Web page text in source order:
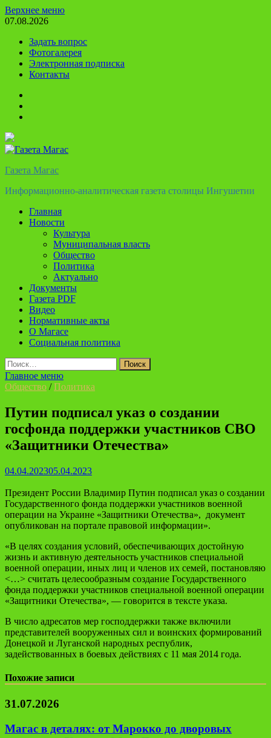
Перейти
к
Верхнее меню
07.08.2026
Задать вопрос
Фотогалерея
Электронная подписка
Контакты
Газета Магас
Информационно-аналитическая газета столицы Ингушетии
Главная
Новости
Культура
Муниципальная власть
Общество
Политика
Актуально
Документы
Газета PDF
Видео
Нормативные акты
О Магасе
Социальная политика
Найти:
Главное меню
Общество /Политика
Путин подписал указ о создании
госфонда поддержки участников СВО
«Защитники Отечества»
04.04.202305.04.2023
Президент России Владимир Путин подписал указ о создании
Государственного фонда поддержки участников военной
операции на Украине «Защитники Отечества», документ
опубликован на портале правовой информации».
«В целях создания условий, обеспечивающих достойную
жизнь и активную деятельность участников специальной
военной операции, иных лиц и членов их семей, постановляю
<…> считать целесообразным создание Государственного
фонда поддержки участников специальной военной операции
«Защитники Отечества», — говорится в тексте указа.
В число адресатов мер господдержки также включили
представителей вооруженных сил и воинских формирований
Донецкой и Луганской народных республик,
задействованных в боевых действиях с 11 мая 2014 года.
Похожие записи
31.07.2026
Магас в деталях: от Марокко до дворовых